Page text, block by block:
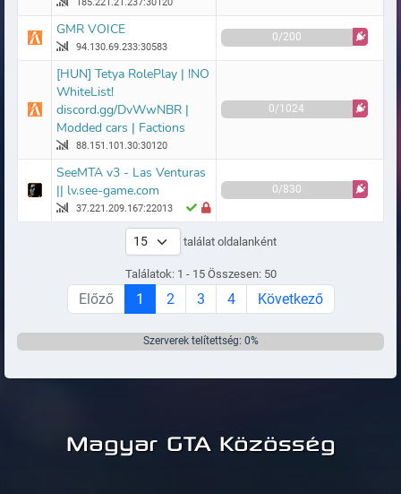
GMR VOICE
94.130.69.233:30583
0/200
[HUN] Tetya RolePlay | !NO
WhiteList!
discord.gg/DvWwNBR |
Modded cars | Factions
88.151.101.30:30120
0/1024
SeeMTA v3 - Las Venturas
|| lv.see-game.com
37.221.209.167:22013
0/830
találat oldalanként
Találatok: 1 - 15 Összesen: 50
Előző 1 2 3 4 Következő
Szerverek telítettség: 0%
Magyar GTA Közösség